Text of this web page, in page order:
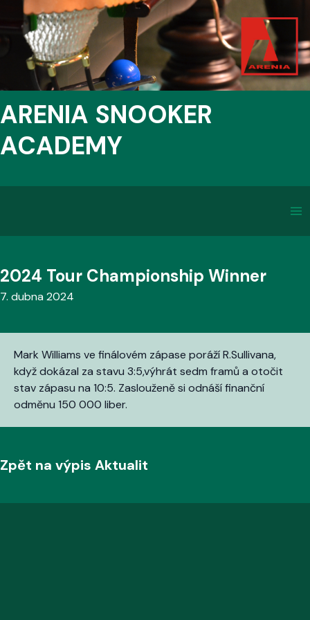
ARENIA SNOOKER
ACADEMY
2024 Tour Championship Winner
7. dubna 2024
Mark Williams ve finálovém zápase poráží R.Sullivana,
když dokázal za stavu 3:5,výhrát sedm framů a otočit
stav zápasu na 10:5. Zaslouženě si odnáší finanční
odměnu 150 000 liber.
Zpět na výpis Aktualit